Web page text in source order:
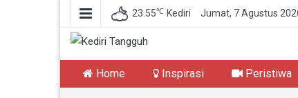
23.55℃ Kediri Jumat, 7 Agustus
Kediri Tangguh
Berita Akurat Terpercaya
Home Inspirasi Peristiwa